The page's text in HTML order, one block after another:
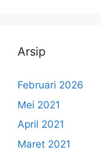
Arsip
Februari 2026
Mei 2021
April 2021
Maret 2021